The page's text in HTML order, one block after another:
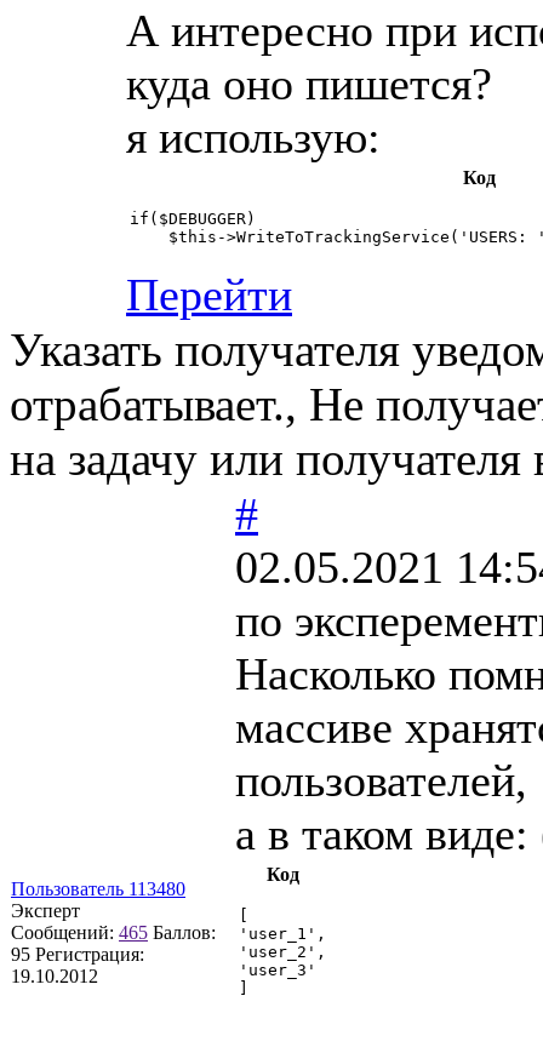
А интересно при
куда оно пишется?
я использую:
Код
if($DEBUGGER)
$this-
Перейти
Указать получателя
отрабатывает., Не
на задачу или
Пользователь 113480
Эксперт
Сообщений: 465 Баллов:
95 Регистрация:
19.10.2012
#
02.05.2021
по
Насколько
массиве
пользователей,
а в таком
Код
'user_1',
'user_2',
'user_3'